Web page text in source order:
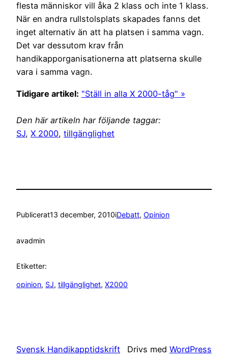
flesta människor vill åka 2 klass och inte 1 klass.
När en andra rullstolsplats skapades fanns det
inget alternativ än att ha platsen i samma vagn.
Det var dessutom krav från
handikapporganisationerna att platserna skulle
vara i samma vagn.
Tidigare artikel: "Ställ in alla X 2000-tåg" »
Den här artikeln har följande taggar:
SJ, X 2000, tillgänglighet
Publicerat13 december, 2010iDebatt, Opinion
avadmin
Etiketter:
opinion, SJ, tillgänglighet, X2000
Svensk Handikapptidskrift Drivs med WordPress